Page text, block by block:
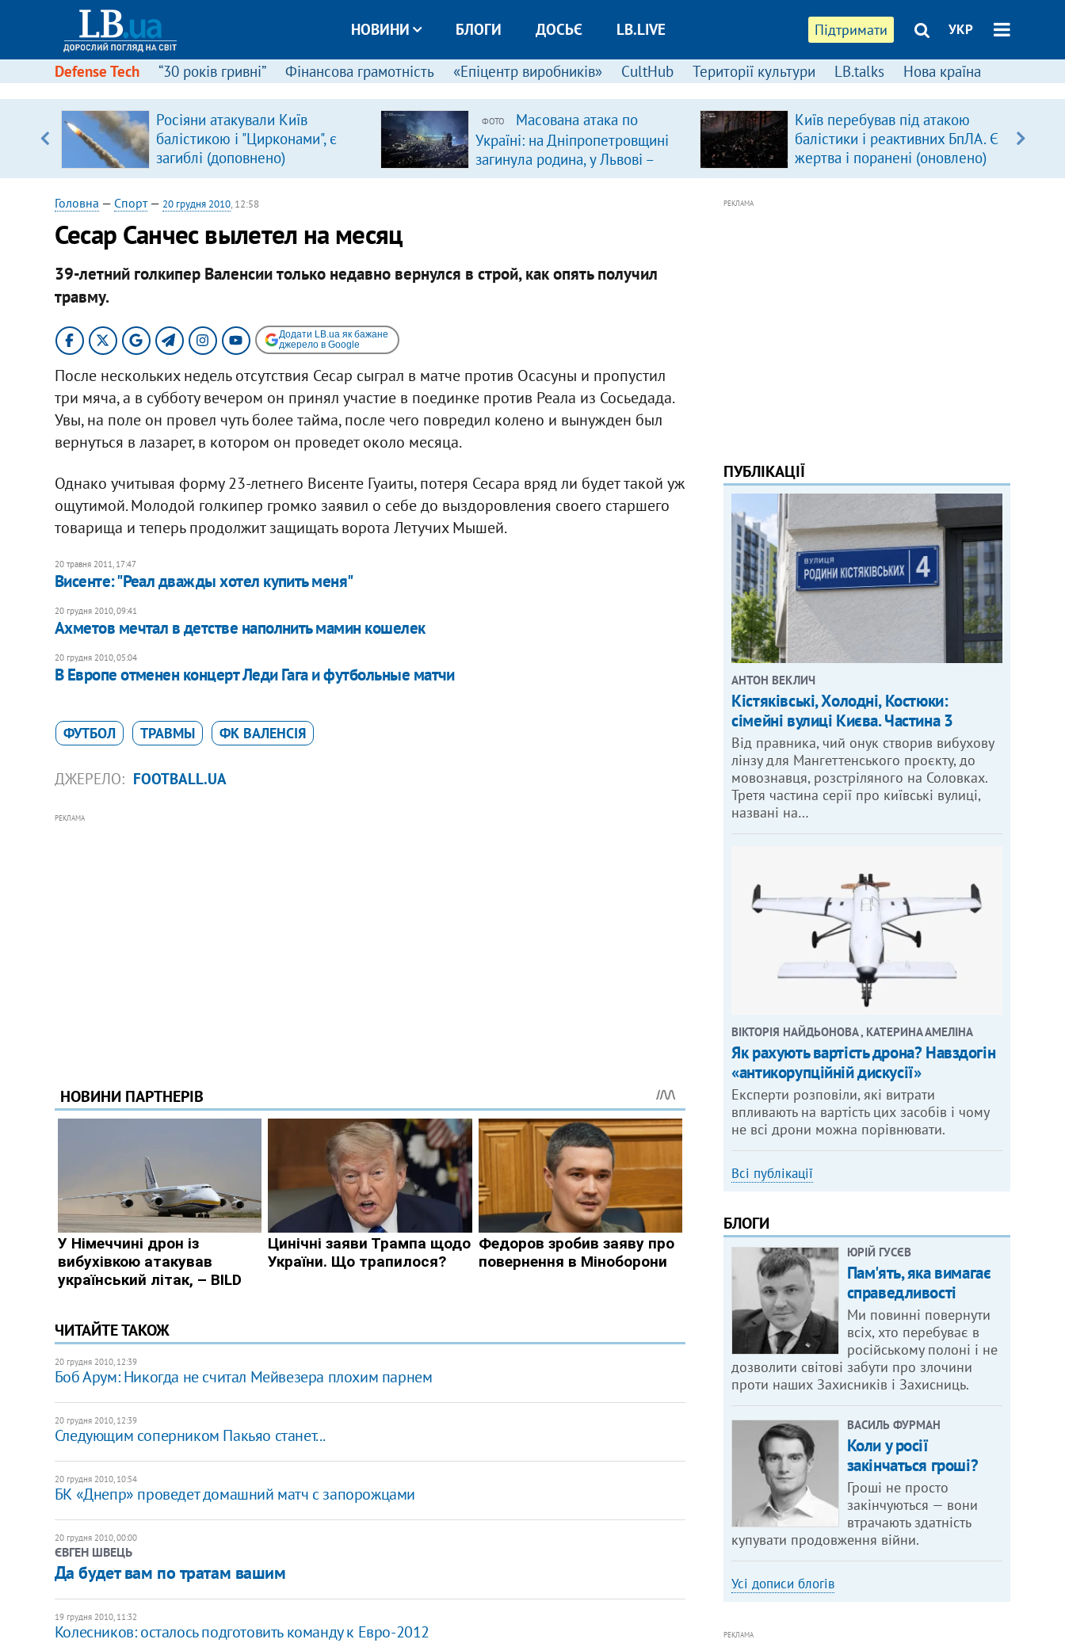
Підтримати УКР
НОВИНИ БЛОГИ ДОСЬЄ LB.LIVE
Defense Tech “30 років гривні” Фінансова грамотність «Епіцентр виробників» CultHub Території культури LB.talks Нова країна
Росіяни атакували Київ
балістикою і "Цирконами", є
загиблі (доповнено)
ФОТО
Масована атака по
Україні: на Дніпропетровщині
загинула родина, у Львові –
удар по багатоповерхівках
Київ перебував під атакою
балістики і реактивних БпЛА. Є
жертва і поранені (оновлено)
Головна — Спорт— 20 грудня 2010, 12:58
Сесар Санчес вылетел на месяц
39-летний голкипер Валенсии только недавно вернулся в строй, как опять получил
травму.​
Додати LB.ua як бажане
джерело в Google
После нескольких недель отсутствия Сесар сыграл в матче против Осасуны и пропустил
три мяча, а в субботу вечером он принял участие в поединке против Реала из Сосьедада.
Увы, на поле он провел чуть более тайма, после чего повредил колено и вынужден был
вернуться в лазарет, в котором он проведет около месяца.
Однако учитывая форму 23-летнего Висенте Гуаиты, потеря Сесара вряд ли будет такой уж
ощутимой. Молодой голкипер громко заявил о себе до выздоровления своего старшего
товарища и теперь продолжит защищать ворота Летучих Мышей.
20 травня 2011, 17:47
Висенте: "Реал дважды хотел купить меня"
20 грудня 2010, 09:41
Ахметов мечтал в детстве наполнить мамин кошелек
20 грудня 2010, 05:04
В Европе отменен концерт Леди Гага и футбольные матчи
ФУТБОЛ ТРАВМЫ ФК ВАЛЕНСІЯ
ДЖЕРЕЛО: FOOTBALL.UA
РЕКЛАМА
ЧИТАЙТЕ ТАКОЖ
20 грудня 2010, 12:39
Боб Арум: Никогда не считал Мейвезера плохим парнем
20 грудня 2010, 12:39
Следующим соперником Пакьяо станет...
20 грудня 2010, 10:54
БК «Днепр» проведет домашний матч с запорожцами
20 грудня 2010, 00:00
ЄВГЕН ШВЕЦЬ
Да будет вам по тратам вашим
19 грудня 2010, 11:32
Колесников: осталось подготовить команду к Евро-2012
РЕКЛАМА
ПУБЛІКАЦІЇ
АНТОН ВЕКЛИЧ
Кістяківські, Холодні, Костюки:
сімейні вулиці Києва. Частина 3
Від правника, чий онук створив вибухову
лінзу для Мангеттенського проєкту, до
мовознавця, розстріляного на Соловках.
Третя частина серії про київські вулиці,
названі на…
ВІКТОРІЯ НАЙДЬОНОВА , КАТЕРИНА АМЕЛІНА
Як рахують вартість дрона? Навздогін
«антикорупційній дискусії»
Експерти розповіли, які витрати
впливають на вартість цих засобів і чому
не всі дрони можна порівнювати.
Всі публікації
БЛОГИ
ЮРІЙ ГУСЄВ
Пам'ять, яка вимагає
справедливості
Ми повинні повернути
всіх, хто перебуває в
російському полоні і не
дозволити світові забути про злочини
проти наших Захисників і Захисниць.
ВАСИЛЬ ФУРМАН
Коли у росії
закінчаться гроші?
Гроші не просто
закінчуються — вони
втрачають здатність
купувати продовження війни.
Усі дописи блогів
РЕКЛАМА